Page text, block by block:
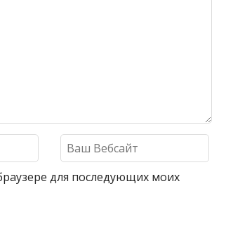
для последующих моих